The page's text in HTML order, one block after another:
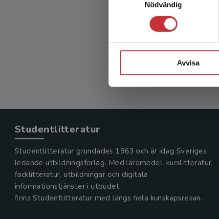
Nödvändig
Avvisa
331 kr
Exkl.
Studentlitteratur
Studentlitteratur grundades 1963 och är idag Sveriges
ledande utbildningsförlag. Med läromedel, kurslitteratur,
facklitteratur, utbildningar och digitala
informationstjänster i utbudet,
finns Studentlitteratur med längs hela kunskapsresan.